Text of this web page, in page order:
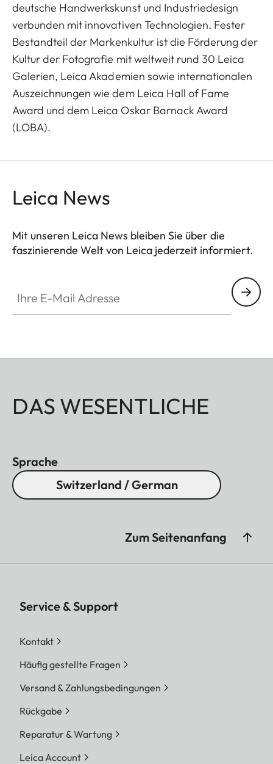
deutsche Handwerkskunst und Industriedesign
verbunden mit innovativen Technologien. Fester
Bestandteil der Markenkultur ist die Förderung der
Kultur der Fotografie mit weltweit rund 30 Leica
Galerien, Leica Akademien sowie internationalen
Auszeichnungen wie dem Leica Hall of Fame
Award und dem Leica Oskar Barnack Award
(LOBA).
Leica News
Mit unseren Leica News bleiben Sie über die
faszinierende Welt von Leica jederzeit informiert.
DAS WESENTLICHE
Sprache
Switzerland / German
Zum Seitenanfang
Service & Support
Kontakt
Häufig gestellte Fragen
Versand & Zahlungsbedingungen
Rückgabe
Reparatur & Wartung
Leica Account